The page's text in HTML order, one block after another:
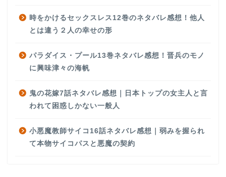
時をかけるセックスレス12巻のネタバレ感想！他人
とは違う２人の幸せの形
パラダイス・プール13巻ネタバレ感想！晋兵のモノ
に興味津々の海帆
鬼の花嫁7話ネタバレ感想｜日本トップの女主人と言
われて困惑しかない一般人
小悪魔教師サイコ16話ネタバレ感想｜弱みを握られ
て本物サイコパスと悪魔の契約